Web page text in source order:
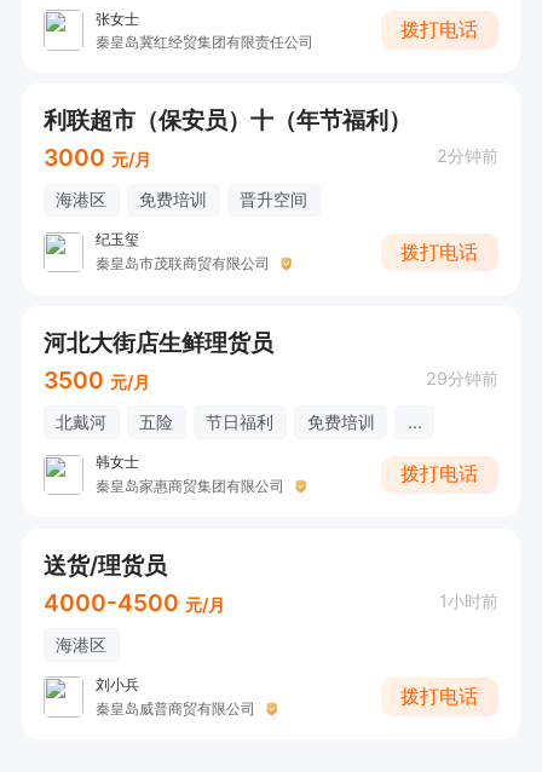
张女士
秦皇岛冀红经贸集团有限责任公司
拨打电话
利联超市（保安员）十（年节福利）
3000 元/月 2分钟前
海港区 免费培训 晋升空间
纪玉玺
秦皇岛市茂联商贸有限公司
拨打电话
河北大街店生鲜理货员
3500 元/月 29分钟前
北戴河 五险 节日福利 免费培训 ...
韩女士
秦皇岛家惠商贸集团有限公司
拨打电话
送货/理货员
4000-4500 元/月 1小时前
海港区
刘小兵
秦皇岛威普商贸有限公司
拨打电话